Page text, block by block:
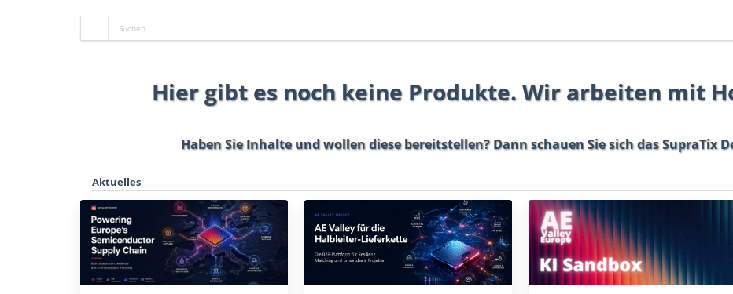
Hier gibt es noch keine Produkte. Wir arbeiten mit
Haben Sie Inhalte und wollen diese bereitstellen? Dann schauen Sie sich dasSupraTix
Aktuelles